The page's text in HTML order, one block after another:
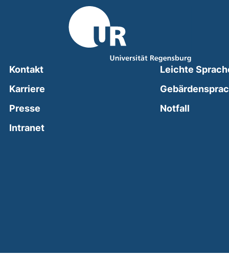
Kontakt
Karriere
Presse
Intranet(external link, opens in a new window)
Leichte
Notfall